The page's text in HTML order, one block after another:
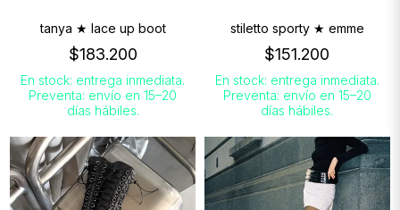
tanya ★ lace up boot
$183.200
En stock: entrega inmediata.
Preventa: envío en 15–20
días hábiles.
stiletto sporty ★ emme
$151.200
En stock: entrega inmediata.
Preventa: envío en 15–20
días hábiles.